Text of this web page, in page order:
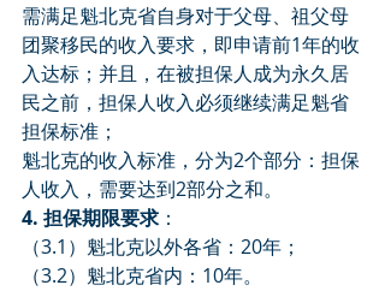
需满足魁北克省自身对于父母、祖父母
团聚移民的收入要求，即申请前1年的收
入达标；并且，在被担保人成为永久居
民之前，担保人收入必须继续满足魁省
担保标准；
魁北克的收入标准，分为2个部分：担保
人收入，需要达到2部分之和。
4. 担保期限要求：
（3.1）魁北克以外各省：20年；
（3.2）魁北克省内：10年。